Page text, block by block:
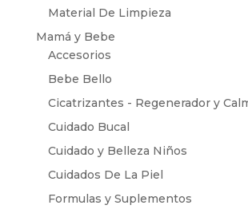
Material De Limpieza
Mamá y Bebe
Accesorios
Bebe Bello
Cicatrizantes - Regenerador y
Cuidado Bucal
Cuidado y Belleza Niños
Cuidados De La Piel
Formulas y Suplementos